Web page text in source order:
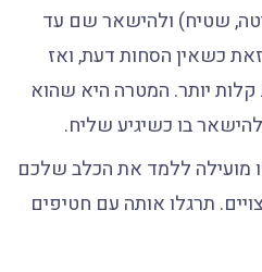
שטיח) ולהישאר שם עד
כשאין הסחות דעת, ואז
יותר. המטרה היא שהוא
בו כשיגיע שליח.
מועילה ללמד את הכלב שלכם
תרגלו אותה עם חטיפים